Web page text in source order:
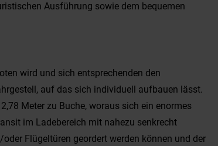
Ausführung sowie dem bequemen
wird und sich entsprechenden den
auf das sich individuell aufbauen lässt.
Meter zu Buche, woraus sich ein enormes
im Ladebereich mit nahezu senkrecht
Flügeltüren geordert werden können und der